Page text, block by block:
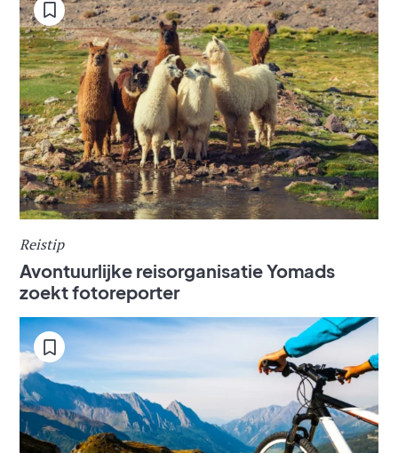
Reistip
Avontuurlijke reisorganisatie Yomads
zoekt fotoreporter